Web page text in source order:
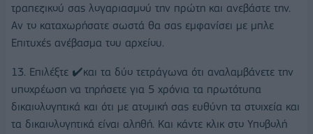
τραπεζικού σας λογαριασμού την πρώτη και ανεβάστε την.
Αν το καταχωρήσατε σωστά θα σας εμφανίσει με μπλε
Επιτυχές ανέβασμα του αρχείου.
13. Επιλέξτε ✔️και τα δύο τετράγωνα ότι αναλαμβάνετε την
υποχρέωση να τηρήσετε για 5 χρόνια τα πρωτότυπα
δικαιολογητικά και ότι με ατομική σας ευθύνη τα στοιχεία και
τα δικαιολογητικά είναι αληθή. Και κάντε κλικ στο Υποβολή